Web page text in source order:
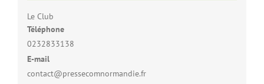
Le Club
Téléphone
0232833138
E-mail
contact@pressecomnormandie.fr